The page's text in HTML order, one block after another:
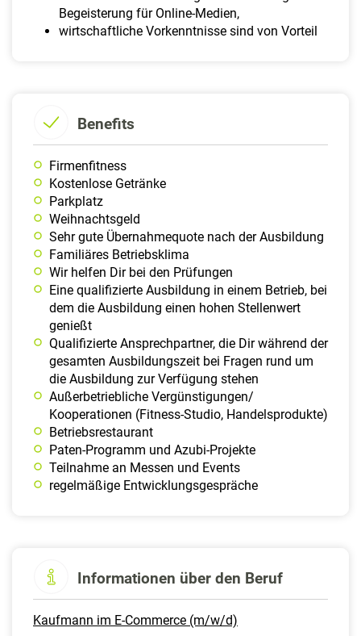
Begeisterung für Online-Medien,
wirtschaftliche Vorkenntnisse sind von Vorteil
Benefits
Firmenfitness
Kostenlose Getränke
Parkplatz
Weih­nachts­geld
Sehr gute Übernahmequote nach der Ausbildung
Familiäres Betriebsklima
Wir helfen Dir bei den Prüfungen
Eine qualifizierte Ausbildung in einem Betrieb, bei
dem die Ausbildung einen hohen Stellenwert
genießt
Qualifizierte Ansprechpartner, die Dir während der
gesamten Ausbildungszeit bei Fragen rund um
die Ausbildung zur Verfügung stehen
Außerbetriebliche Vergünstigungen/
Kooperationen (Fitness-Studio, Handelsprodukte)
Betriebsrestaurant
Paten-Programm und Azubi-Projekte
Teilnahme an Messen und Events
regelmäßige Entwicklungsgespräche
Informationen über den Beruf
Kaufmann im E-Commerce (m/w/d)